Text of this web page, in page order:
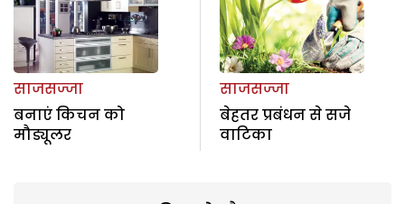
साजसज्जा
बनाएं किचन को
मौड्यूलर
साजसज्जा
बेहतर प्रबंधन से सजे
वाटिका